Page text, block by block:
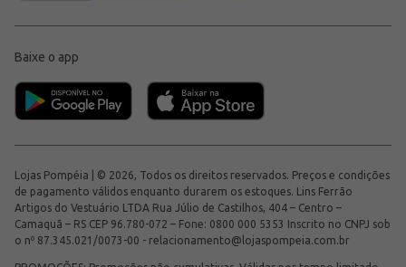
Baixe o app
Lojas Pompéia | © 2026, Todos os direitos reservados. Preços e condições
de pagamento válidos enquanto durarem os estoques. Lins Ferrão
Artigos do Vestuário LTDA Rua Júlio de Castilhos, 404 – Centro –
Camaquã – RS CEP 96.780-072 – Fone: 0800 000 5353 Inscrito no CNPJ sob
o nº 87.345.021/0073-00 - relacionamento@lojaspompeia.com.br